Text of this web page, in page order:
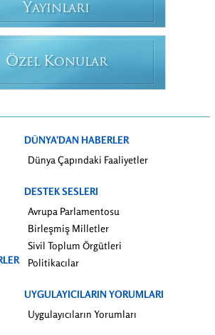
YAYINLARI
ÖZEL KONULAR
DÜNYA’DAN HABERLER
Dünya Çapındaki Faaliyetler
DESTEK SESLERI
Avrupa Parlamentosu
Birleşmiş Milletler
Sivil Toplum Örgütleri
Politikacılar
UYGULAYICILARIN YORUMLARI
Uygulayıcıların Yorumları